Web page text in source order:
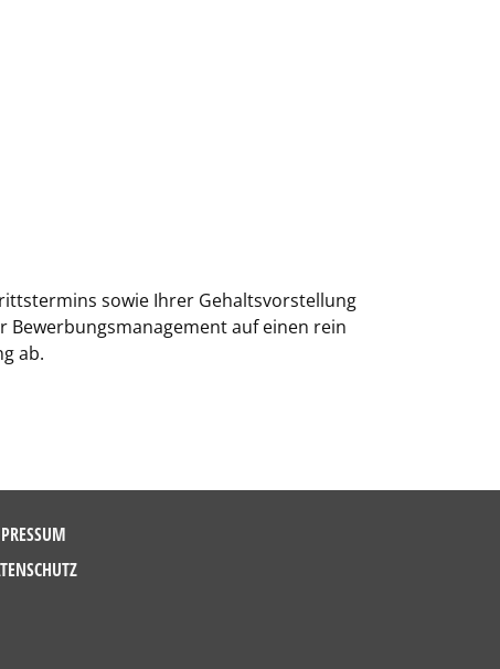
sowie Ihrer Gehaltsvorstellung
Bewerbungsmanagement auf einen rein
ab.